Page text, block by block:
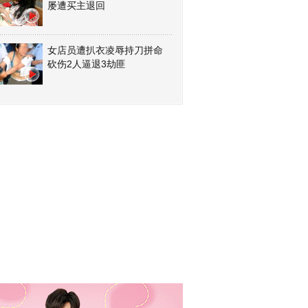
屡遭买主退回
女店员遭扒衣凌辱持刀拼命
砍伤2人逼退3劫匪